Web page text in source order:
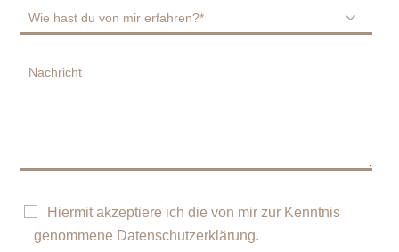
Hiermit akzeptiere ich die von mir zur Kenntnis
genommene Datenschutzerklärung.